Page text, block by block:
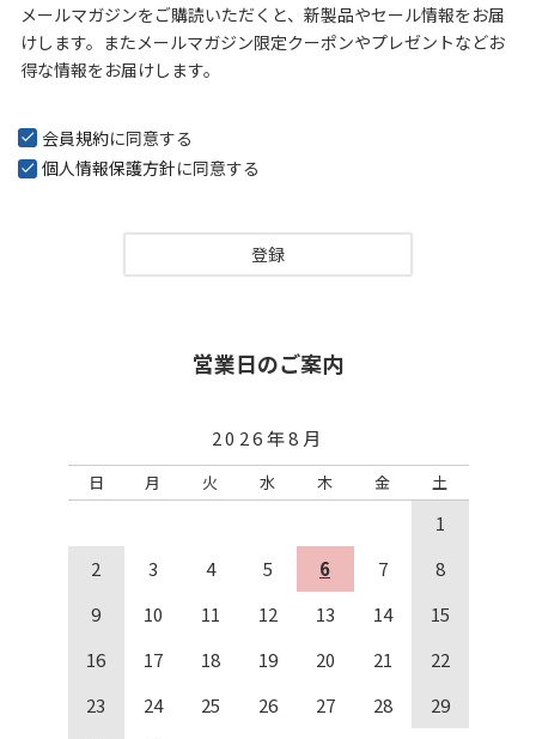
須
)
メールマガジンをご購読いただくと、新製品やセール情報をお届
けします。またメールマガジン限定クーポンやプレゼントなどお
得な情報をお届けします。
会員規約に同意する
個人情報保護方針に同意する
登録
営業日のご案内
2026年8月
日 月 火 水 木 金 土
1
2
3 4 5 6 7
8
9
10 11 12 13 14
15
16
17 18 19 20 21
22
23
24 25 26 27 28
29